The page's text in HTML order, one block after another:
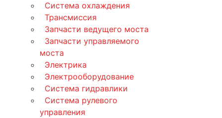
Система охлаждения
Трансмиссия
Запчасти ведущего моста
Запчасти управляемого
моста
Электрика
Электрооборудование
Система гидравлики
Система рулевого
управления